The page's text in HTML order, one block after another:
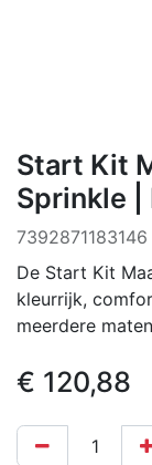
Start Kit
Sprinkle |
7392871183146
De Start Kit
kleurrijk,
meerdere
€ 120,88